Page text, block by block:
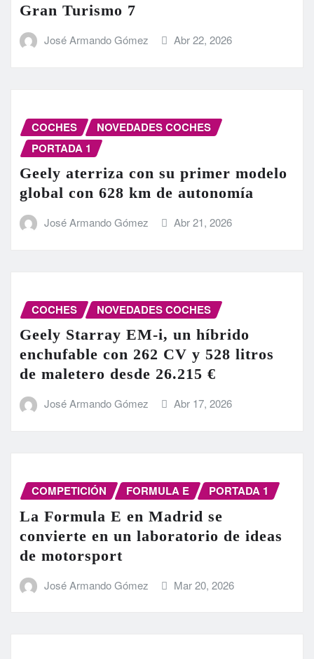
Gran Turismo 7
José Armando Gómez Abr 22, 2026
COCHES
NOVEDADES COCHES
PORTADA 1
Geely aterriza con su primer modelo
global con 628 km de autonomía
José Armando Gómez Abr 21, 2026
COCHES NOVEDADES COCHES
Geely Starray EM-i, un híbrido
enchufable con 262 CV y 528 litros
de maletero desde 26.215 €
José Armando Gómez Abr 17, 2026
COMPETICIÓN FORMULA E PORTADA 1
La Formula E en Madrid se
convierte en un laboratorio de ideas
de motorsport
José Armando Gómez Mar 20, 2026